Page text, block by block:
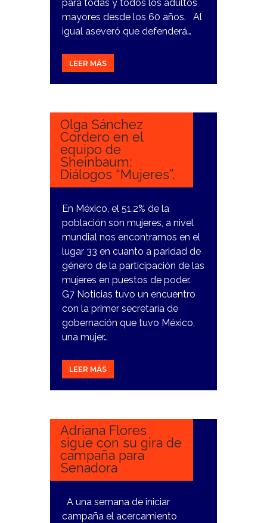
para todas y todos los adultos
mayores desde los 60 años. Al
igual aseveró que defenderá…
LEER MÁS
9
Olga Sánchez
Cordero en el
equipo de
Sheinbaum:
Diálogos “Mujeres”.
En México, el 51.2% de la
población son mujeres, a nivel
mundial nos encontramos en el
lugar 33 en cuanto a paridad de
género de la participación de las
mujeres en puestos de poder.
G7 Noticias tuvo un encuentro
con la primer secretaría de
gobernación que tuvo México,
una mujer…
LEER MÁS
7
Adriana Flores
sigue con su gira de
campaña para
Senadora
A una semana de iniciar
campaña el acercamiento